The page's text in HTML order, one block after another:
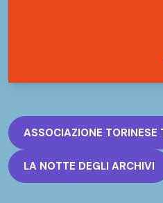
ASSOCIAZIONE TORINESE
LA NOTTE DEGLI ARCHIVI